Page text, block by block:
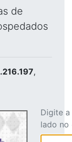
de
,
Digite
lado no